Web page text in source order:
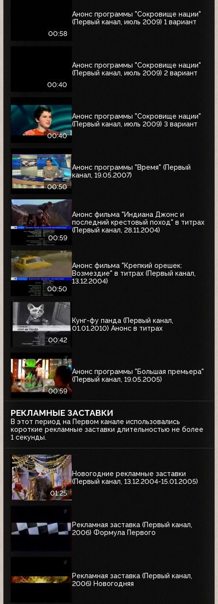
00:58
Анонс программы "Сокровище нации"
(Первый канал, июль 2009) 1 вариант
00:40
Анонс программы "Сокровище нации"
(Первый канал, июль 2009) 2 вариант
00:40
Анонс программы "Сокровище нации"
(Первый канал, июль 2009) 3 вариант
00:50
Анонс программы "Время" (Первый
канал, 19.05.2007)
00:59
Анонс фильма "Индиана Джонс и
последний крестовый поход" в титрах
(Первый канал, 28.11.2004)
00:50
Анонс фильма "Крепкий орешек:
Возмездие" в титрах (Первый канал,
13.12.2004)
00:42
Кунг-фу панда (Первый канал,
01.01.2010) Анонс в титрах
00:59
Анонс программы "Большая премьера"
(Первый канал, 19.05.2005)
РЕКЛАМНЫЕ ЗАСТАВКИ
В этот период на Первом канале использовались
короткие рекламные заставки длительностью не более
1 секунды.
01:25
Новогодние рекламные заставки
(Первый канал, 13.12.2004-15.01.2005)
Рекламная заставка (Первый канал,
2006) Формула Первого
Рекламная заставка (Первый канал,
2006) Новогодняя